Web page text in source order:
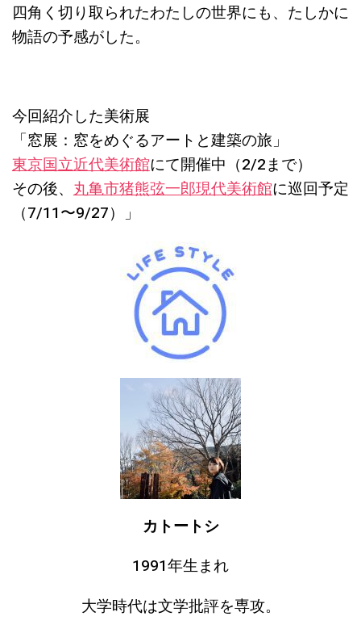
四角く切り取られたわたしの世界にも、たしかに
物語の予感がした。
今回紹介した美術展
「窓展：窓をめぐるアートと建築の旅」
東京国立近代美術館にて開催中（2/2まで）
その後、 丸亀市猪熊弦一郎現代美術館に巡回予定
（7/11〜9/27）」
カトートシ
1991年生まれ
大学時代は文学批評を専攻。